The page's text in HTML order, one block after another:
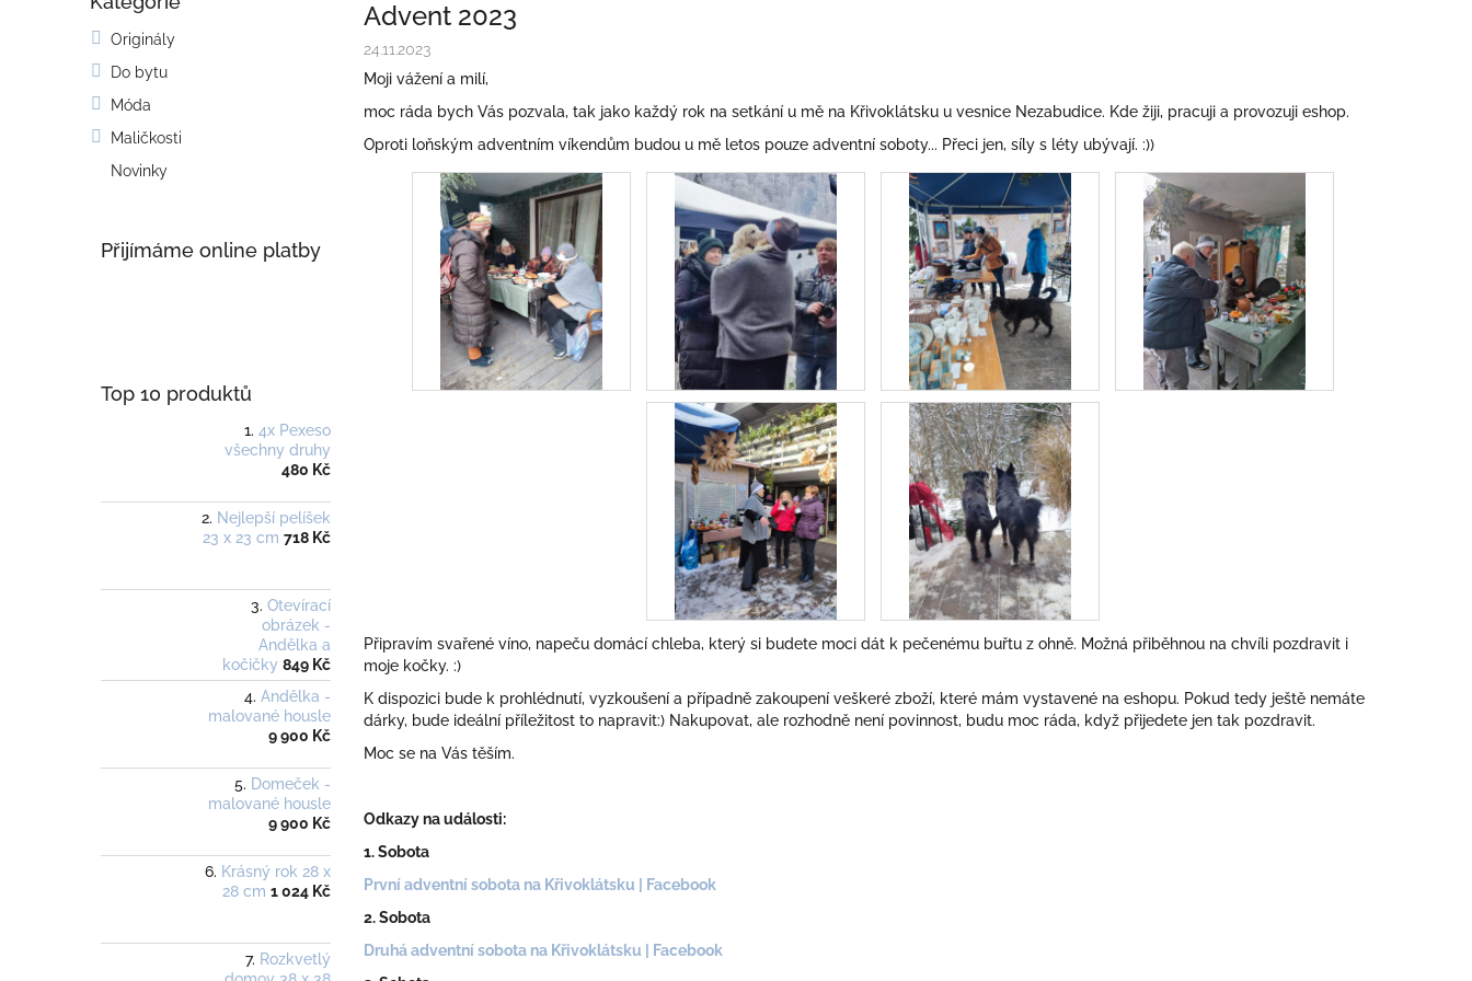
Originály
Do bytu
Móda
Maličkosti
Novinky
Přijímáme online platby
Top 10 produktů
4x Pexeso
všechny druhy
480 Kč
Nejlepší pelíšek
23 x 23 cm 718 Kč
Otevírací
obrázek -
Andělka a
kočičky 849 Kč
Andělka -
malované housle
9 900 Kč
Domeček -
malované housle
9 900 Kč
Krásný rok 28 x
28 cm 1 024 Kč
Rozkvetlý
Advent 2023
24.11.2023
Moji vážení a milí,
moc ráda bych Vás pozvala, tak jako každý rok na setkání u mě na Křivoklátsku u vesnice Nezabudice. Kde žiji, pracuji a provozuji eshop.
Oproti loňským adventním víkendům budou u mě letos pouze adventní soboty... Přeci jen, síly s léty ubývají. :))
Připravím svařené víno, napeču domácí chleba, který si budete moci dát k pečenému buřtu z ohně. Možná přiběhnou na chvíli pozdravit i
moje kočky. :)
K dispozici bude k prohlédnutí, vyzkoušení a případně zakoupení veškeré zboží, které mám vystavené na eshopu. Pokud tedy ještě nemáte
dárky, bude ideální příležitost to napravit:) Nakupovat, ale rozhodně není povinnost, budu moc ráda, když přijedete jen tak pozdravit.
Moc se na Vás těším.
Odkazy na události:
1. Sobota
První adventní sobota na Křivoklátsku | Facebook
2. Sobota
Druhá adventní sobota na Křivoklátsku | Facebook